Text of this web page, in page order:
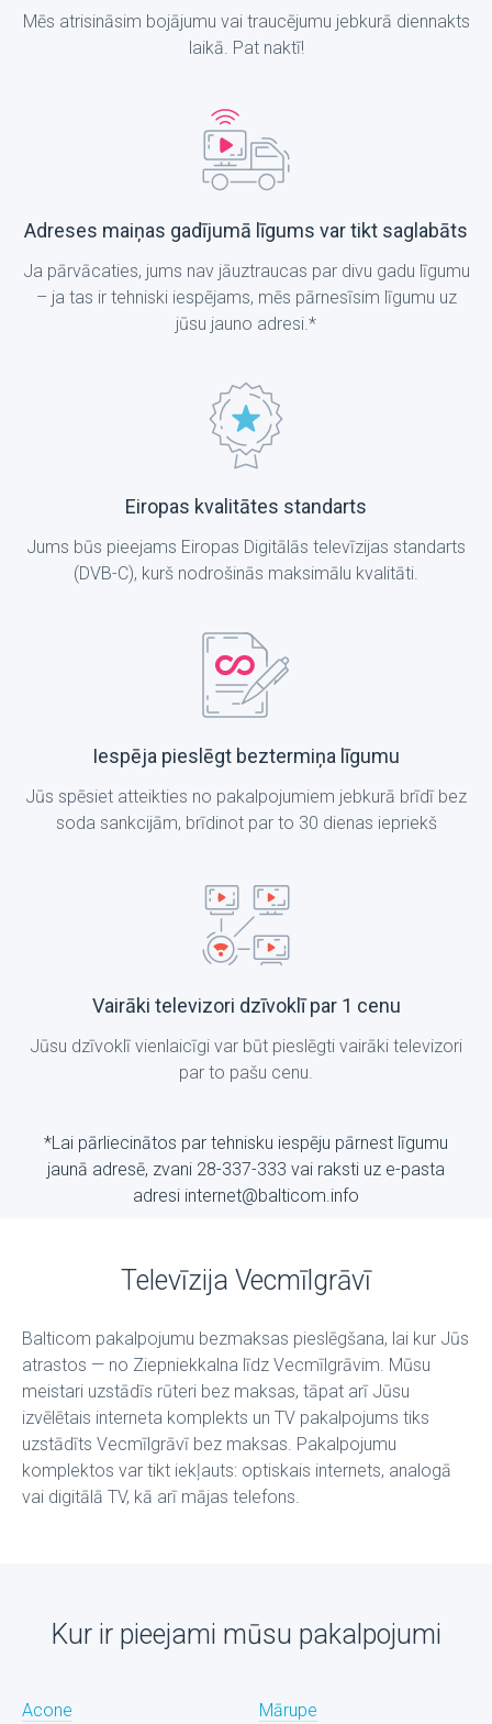
Mēs atrisināsim bojājumu vai traucējumu jebkurā diennakts
laikā. Pat naktī!
Adreses maiņas gadījumā līgums var tikt saglabāts
Ja pārvācaties, jums nav jāuztraucas par divu gadu līgumu
– ja tas ir tehniski iespējams, mēs pārnesīsim līgumu uz
jūsu jauno adresi.*
Eiropas kvalitātes standarts
Jums būs pieejams Eiropas Digitālās televīzijas standarts
(DVB-C), kurš nodrošinās maksimālu kvalitāti.
Iespēja pieslēgt beztermiņa līgumu
Jūs spēsiet atteikties no pakalpojumiem jebkurā brīdī bez
soda sankcijām, brīdinot par to 30 dienas iepriekš
Vairāki televizori dzīvoklī par 1 cenu
Jūsu dzīvoklī vienlaicīgi var būt pieslēgti vairāki televizori
par to pašu cenu.
*Lai pārliecinātos par tehnisku iespēju pārnest līgumu
jaunā adresē, zvani 28-337-333 vai raksti uz е-pasta
adresi internet@balticom.info
Televīzija Vecmīlgrāvī
Balticom pakalpojumu bezmaksas pieslēgšana, lai kur Jūs
atrastos — no Ziepniekkalna līdz Vecmīlgrāvim. Mūsu
meistari uzstādīs rūteri bez maksas, tāpat arī Jūsu
izvēlētais interneta komplekts un TV pakalpojums tiks
uzstādīts Vecmīlgrāvī bez maksas. Pakalpojumu
komplektos var tikt iekļauts: optiskais internets, analogā
vai digitālā TV, kā arī mājas telefons.
Kur ir pieejami mūsu pakalpojumi
Acone
Mārupe